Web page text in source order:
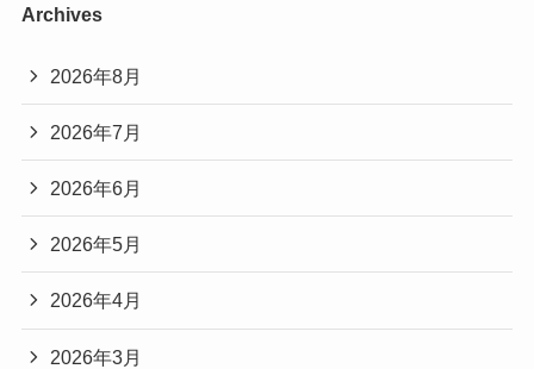
Archives
2026年8月
2026年7月
2026年6月
2026年5月
2026年4月
2026年3月